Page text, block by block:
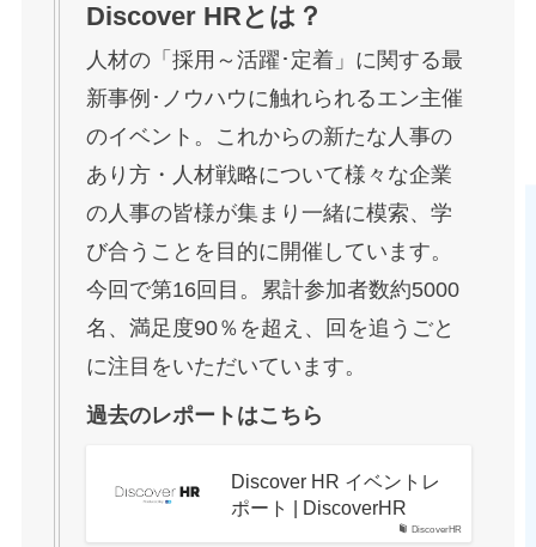
Discover HRとは？
人材の「採用～活躍･定着」に関する最
新事例･ノウハウに触れられるエン主催
のイベント。これからの新たな人事の
あり方・人材戦略について様々な企業
の人事の皆様が集まり一緒に模索、学
び合うことを目的に開催しています。
今回で第16回目。累計参加者数約5000
名、満足度90％を超え、回を追うごと
に注目をいただいています。
過去のレポートはこちら
DiscoverHR
Discover HR イベントレ
ポート | DiscoverHR